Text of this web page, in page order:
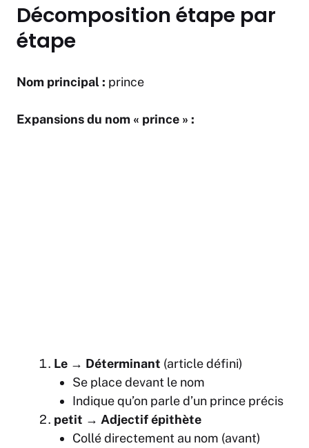
Décomposition étape par
étape
Nom principal : prince
Expansions du nom « prince » :
Le → Déterminant (article défini)
Se place devant le nom
Indique qu’on parle d’un prince précis
petit → Adjectif épithète
Collé directement au nom (avant)